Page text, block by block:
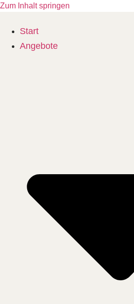
Zum Inhalt springen
Start
Angebote